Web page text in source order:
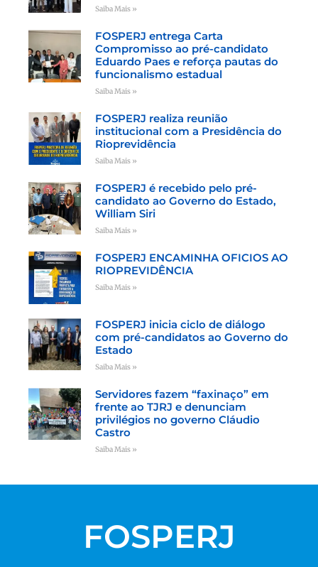
Saiba Mais »
FOSPERJ entrega Carta
Compromisso ao pré-candidato
Eduardo Paes e reforça pautas do
funcionalismo estadual
Saiba Mais »
FOSPERJ realiza reunião
institucional com a Presidência do
Rioprevidência
Saiba Mais »
FOSPERJ é recebido pelo pré-
candidato ao Governo do Estado,
William Siri
Saiba Mais »
FOSPERJ ENCAMINHA OFICIOS AO
RIOPREVIDÊNCIA
Saiba Mais »
FOSPERJ inicia ciclo de diálogo
com pré-candidatos ao Governo do
Estado
Saiba Mais »
Servidores fazem “faxinaço” em
frente ao TJRJ e denunciam
privilégios no governo Cláudio
Castro
Saiba Mais »
FOSPERJ